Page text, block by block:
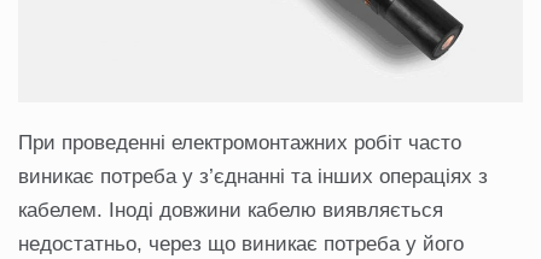
При проведенні електромонтажних робіт часто
виникає потреба у з’єднанні та інших операціях з
кабелем. Іноді довжини кабелю виявляється
недостатньо, через що виникає потреба у його